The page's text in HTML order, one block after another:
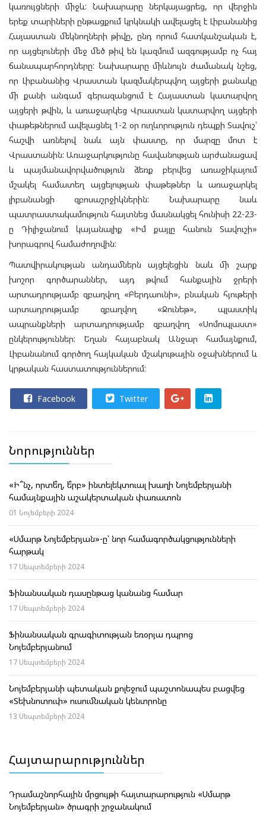
կառույցների միջև: Նախարարը ներկայացրեց, որ վերջին
երեք տարիների ընթացքում կրկնակի ավելացել է Լիբանանից
Հայաստան մեկնողների թիվը, ընդ որում հատկանշական է,
որ այցելուների մեջ մեծ թիվ են կազմում ազգությամբ ոչ հայ
ճանապարհորդները: Նախարարը միևնույն ժամանակ նշեց,
որ Լիբանանից Վրաստան կազմակերպվող այցերի քանակը
մի քանի անգամ գերազանցում է Հայաստան կատարվող
այցերի թվին, և առաջարկեց Վրաստան կատարվող այցերի
փաթեթներում ավելացնել 1-2 օր ուղևորություն դեպքի Տավուշ՝
հաշվի առնելով նաև այն փաստը, որ մարզը մոտ է
Վրաստանին: Առաջարկությունը հավանության արժանացավ
և պայմանավորվածություն ձեռք բերվեց առաջիկայում
մշակել համատեղ այցելության փաթեթներ և առաջարկել
լիբանանցի զբոսաշրջիկներին: Նախարարը նաև
պատրաստակամություն հայտնեց մասնակցել հունիսի 22-23-
ը Դիլիջանում կայանալիք «Իմ քայլը հանուն Տավուշի»
խորագրով համաժողովին:
Պատվիրակության անդամներն այցելեցին նաև մի շարք
խոշոր գործարաններ, այդ թվում հանքային ջրերի
արտադրությամբ զբաղվող «Բերդաունի», բնական հյութերի
արտադրությամբ զբաղվող «Ջունեթ», պլաստիկ
ապրանքների արտադրությամբ զբաղվող «Սոմոպլաստ»
ընկերություններ: Եղան հայաբնակ Անջար համայնքում,
Լիբանանում գործող հայկական մշակութային օջախներում և
կրթական հաստատություններում:
Facebook Twitter
Նորություններ
«Ի՞նչ, որտե՞ղ, ե՞րբ» ինտելեկտուալ խաղի Նոյեմբերյանի
համայնքային աշակերտական փառատոն
01 Նոյեմբերի 2024
«Սմարթ Նոյեմբերյան»-ը՝ նոր համագործակցությունների
հարթակ
17 Սեպտեմբերի 2024
Ֆինանսական դասընթաց կանանց համար
17 Սեպտեմբերի 2024
Ֆինանսական գրագիտության եռօրյա դպրոց
Նոյեմբերյանում
17 Սեպտեմբերի 2024
Նոյեմբերյանի պետական քոլեջում պաշտոնապես բացվեց
«Տեխնոտուփ» ուսումնական կենտրոնը
13 Սեպտեմբերի 2024
Հայտարարություններ
Դրամաշնորհային մրցույթի հայտարարություն «Սմարթ
Նոյեմբերյան» ծրագրի շրջանակում